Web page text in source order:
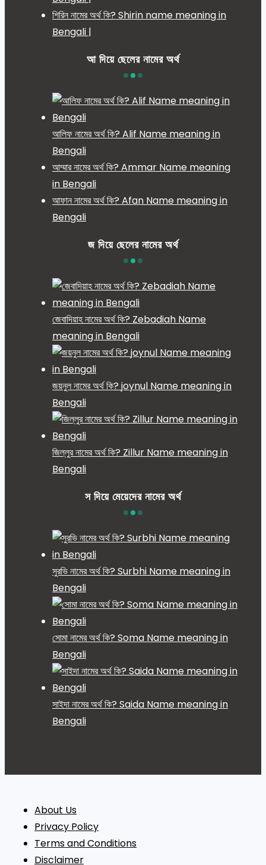
শিরিন নামের অর্থ কি? Shirin name meaning in
Bengali |
আ দিয়ে ছেলের নামের অর্থ
আলিফ নামের অর্থ কি? Alif Name meaning in
Bengali
আম্মার নামের অর্থ কি? Ammar Name meaning
in Bengali
আফান নামের অর্থ কি? Afan Name meaning in
Bengali
জ দিয়ে ছেলের নামের অর্থ
জেবাদিয়াহ নামের অর্থ কি? Zebadiah Name
meaning in Bengali
জয়নুল নামের অর্থ কি? joynul Name meaning in
Bengali
জিল্লুর নামের অর্থ কি? Zillur Name meaning in
Bengali
স দিয়ে মেয়েদের নামের অর্থ
সুরভি নামের অর্থ কি? Surbhi Name meaning in
Bengali
সোমা নামের অর্থ কি? Soma Name meaning in
Bengali
সাইদা নামের অর্থ কি? Saida Name meaning in
Bengali
About Us
Privacy Policy
Terms and Conditions
Disclaimer